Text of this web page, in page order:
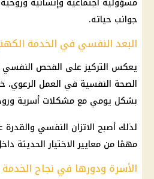
جوانب حياته.
البعد النفسي في الخدمة
يعكس التركيز على الفحص النفسي
الصحة النفسية في العمل الرعوي،
بشكل يومي مع مشكلات أسرية
لذلك أصبح الاتزان النفسي
مهمًا من معايير الاختيار الحديثة
الأسرة ودورها في نجاح الخدمة